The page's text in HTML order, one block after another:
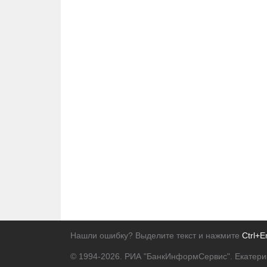
Нашли ошибку? Выделите текст и нажмите
© 1994-2026. РИА "БанкИнформСервис".